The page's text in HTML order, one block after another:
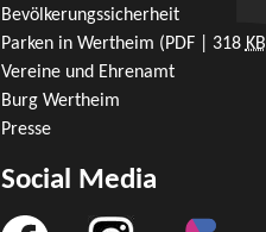
Bevölkerungssicherheit
Parken in Wertheim (PDF | 318 KB
Vereine und Ehrenamt
Burg Wertheim
Presse
Social Media